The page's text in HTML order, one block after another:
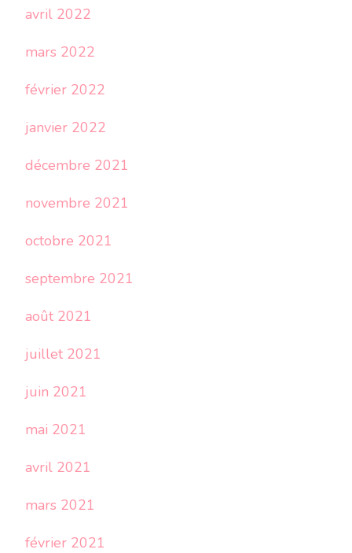
avril 2022
mars 2022
février 2022
janvier 2022
décembre 2021
novembre 2021
octobre 2021
septembre 2021
août 2021
juillet 2021
juin 2021
mai 2021
avril 2021
mars 2021
février 2021